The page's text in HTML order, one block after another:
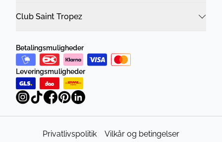
Club Saint Tropez
Betalingsmuligheder
Leveringsmuligheder
Privatlivspolitik Vilkår og betingelser